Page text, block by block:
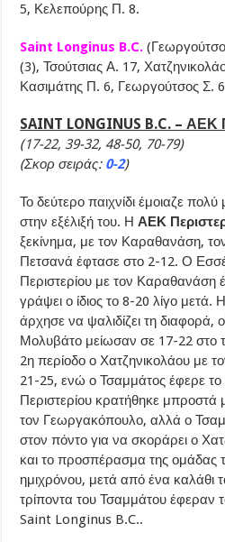
5, Κελεπούρης Π. 8.
Saint Longinus B.C.
(3), Τσούτσιας Α. 17,
Κασιμάτης Π. 6, Γεωργούτσος Σ.
SAINT LONGINUS B.C. –
(17-22, 39-32, 48-50, 70-79)
(Σκορ σειράς: 0-2)
Το δεύτερο παιχνίδι έμοιαζε
στην εξέλιξή του. ΗΑΕΚ
ξεκίνημα, με τον Καραθανάση,
Πετσανά έφτασε στο 2-12. Ο
Περιστερίου με τον Καραθανάση
γράψει ο ίδιος το 8-20 λίγο μετά. Η
άρχησε να ψαλιδίζει τη διαφορά,
Μολυβάτο μείωσαν σε 17-22 στο
2η περίοδο ο Χατζηνικολάου με
21-25, ενώ ο Τσαμμάτος έφερε
Περιστερίου κρατήθηκε μπροστά
τον Γεωργακόπουλο, αλλά ο
στον πόντο για να σκοράρει ο
και το προσπέρασμα της ομάδας
ημιχρόνου, μετά από ένα καλάθι
τρίποντα του Τσαμμάτου έφεραν
Saint Longinus B.C..